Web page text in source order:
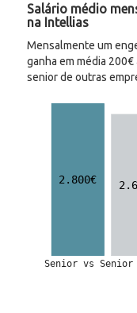
Salário médio
na Intellias
Mensalmente um
ganha em média
senior de outras